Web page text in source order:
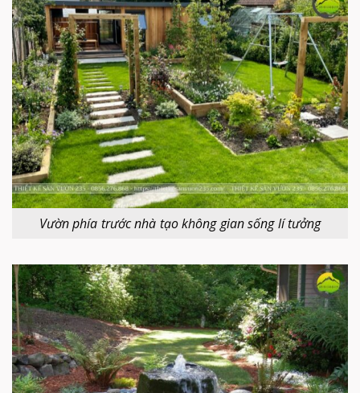
Vườn phía trước nhà tạo không gian sống lí tưởng